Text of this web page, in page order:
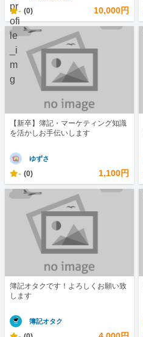
- (0) 10,000円
【新卒】簿記・マーケティング知識
を活かしお手伝いします
ゆずさ
- (0) 1,100円
簿記オタクです！よろしくお願い致
します
簿記オタク